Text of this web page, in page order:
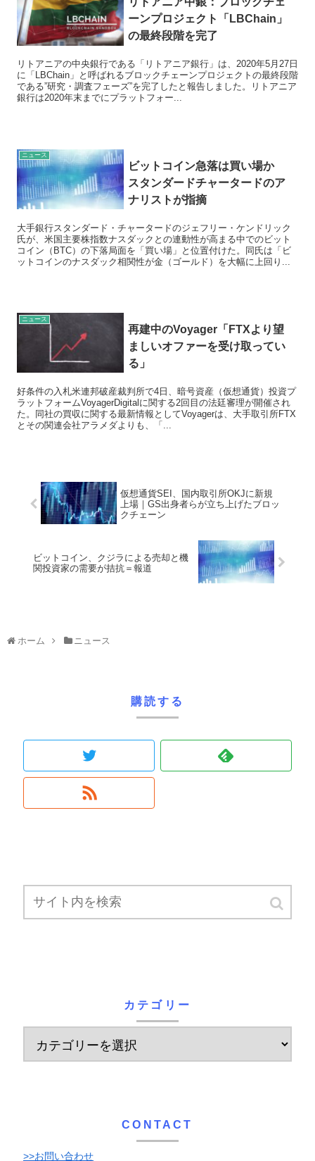
ーンプロジェクト「LBChain」
の最終段階を完了
リトアニアの中央銀行である「リトアニア銀行」は、2020年5月27日
に「LBChain」と呼ばれるブロックチェーンプロジェクトの最終段階
である”研究・調査フェーズ”を完了したと報告しました。リトアニア
銀行は2020年末までにプラットフォー...
ニュース
ビットコイン急落は買い場か
スタンダードチャータードのア
ナリストが指摘
大手銀行スタンダード・チャータードのジェフリー・ケンドリック
氏が、米国主要株指数ナスダックとの連動性が高まる中でのビット
コイン（BTC）の下落局面を「買い場」と位置付けた。同氏は「ビ
ットコインのナスダック相関性が金（ゴールド）を大幅に上回り...
ニュース
再建中のVoyager「FTXより望
ましいオファーを受け取ってい
る」
好条件の入札米連邦破産裁判所で4日、暗号資産（仮想通貨）投資プ
ラットフォームVoyagerDigitalに関する2回目の法廷審理が開催され
た。同社の買収に関する最新情報としてVoyagerは、大手取引所FTX
とその関連会社アラメダよりも、「...
仮想通貨SEI、国内取引所OKJに新規
上場｜GS出身者らが立ち上げたブロッ
クチェーン
ビットコイン、クジラによる売却と機
関投資家の需要が拮抗＝報道
ホーム ニュース
購読する
カテゴリー
CONTACT
>>お問い合わせ